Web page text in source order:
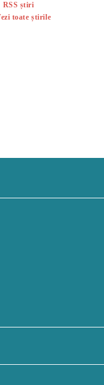
RSS știri
toate știrile